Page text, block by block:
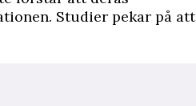
Studier pekar på att